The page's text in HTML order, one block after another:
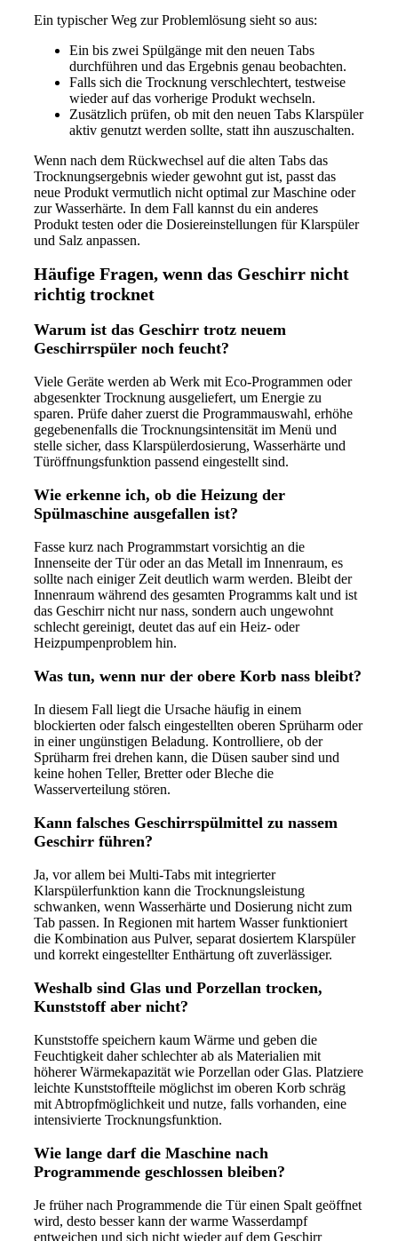
Ein typischer Weg zur Problemlösung sieht so aus:
Ein bis zwei Spülgänge mit den neuen Tabs
durchführen und das Ergebnis genau beobachten.
Falls sich die Trocknung verschlechtert, testweise
wieder auf das vorherige Produkt wechseln.
Zusätzlich prüfen, ob mit den neuen Tabs Klarspüler
aktiv genutzt werden sollte, statt ihn auszuschalten.
Wenn nach dem Rückwechsel auf die alten Tabs das
Trocknungsergebnis wieder gewohnt gut ist, passt das
neue Produkt vermutlich nicht optimal zur Maschine oder
zur Wasserhärte. In dem Fall kannst du ein anderes
Produkt testen oder die Dosiereinstellungen für Klarspüler
und Salz anpassen.
Häufige Fragen, wenn das Geschirr nicht
richtig trocknet
Warum ist das Geschirr trotz neuem
Geschirrspüler noch feucht?
Viele Geräte werden ab Werk mit Eco-Programmen oder
abgesenkter Trocknung ausgeliefert, um Energie zu
sparen. Prüfe daher zuerst die Programmauswahl, erhöhe
gegebenenfalls die Trocknungsintensität im Menü und
stelle sicher, dass Klarspülerdosierung, Wasserhärte und
Türöffnungsfunktion passend eingestellt sind.
Wie erkenne ich, ob die Heizung der
Spülmaschine ausgefallen ist?
Fasse kurz nach Programmstart vorsichtig an die
Innenseite der Tür oder an das Metall im Innenraum, es
sollte nach einiger Zeit deutlich warm werden. Bleibt der
Innenraum während des gesamten Programms kalt und ist
das Geschirr nicht nur nass, sondern auch ungewohnt
schlecht gereinigt, deutet das auf ein Heiz- oder
Heizpumpenproblem hin.
Was tun, wenn nur der obere Korb nass bleibt?
In diesem Fall liegt die Ursache häufig in einem
blockierten oder falsch eingestellten oberen Sprüharm oder
in einer ungünstigen Beladung. Kontrolliere, ob der
Sprüharm frei drehen kann, die Düsen sauber sind und
keine hohen Teller, Bretter oder Bleche die
Wasserverteilung stören.
Kann falsches Geschirrspülmittel zu nassem
Geschirr führen?
Ja, vor allem bei Multi-Tabs mit integrierter
Klarspülerfunktion kann die Trocknungsleistung
schwanken, wenn Wasserhärte und Dosierung nicht zum
Tab passen. In Regionen mit hartem Wasser funktioniert
die Kombination aus Pulver, separat dosiertem Klarspüler
und korrekt eingestellter Enthärtung oft zuverlässiger.
Weshalb sind Glas und Porzellan trocken,
Kunststoff aber nicht?
Kunststoffe speichern kaum Wärme und geben die
Feuchtigkeit daher schlechter ab als Materialien mit
höherer Wärmekapazität wie Porzellan oder Glas. Platziere
leichte Kunststoffteile möglichst im oberen Korb schräg
mit Abtropfmöglichkeit und nutze, falls vorhanden, eine
intensivierte Trocknungsfunktion.
Wie lange darf die Maschine nach
Programmende geschlossen bleiben?
Je früher nach Programmende die Tür einen Spalt geöffnet
wird, desto besser kann der warme Wasserdampf
entweichen und sich nicht wieder auf dem Geschirr